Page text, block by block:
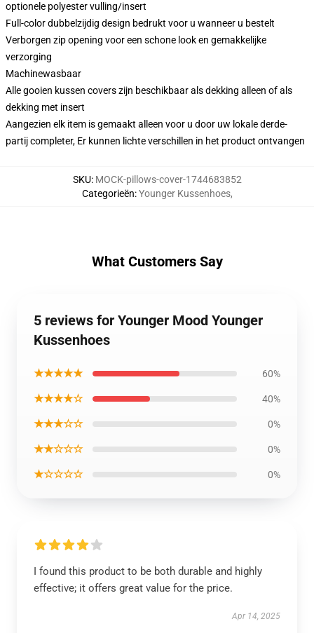
optionele polyester vulling/insert
Full-color dubbelzijdig design bedrukt voor u wanneer u bestelt
Verborgen zip opening voor een schone look en gemakkelijke
verzorging
Machinewasbaar
Alle gooien kussen covers zijn beschikbaar als dekking alleen of als
dekking met insert
Aangezien elk item is gemaakt alleen voor u door uw lokale derde-
partij completer, Er kunnen lichte verschillen in het product ontvangen
SKU: MOCK-pillows-cover-1744683852
Categorieën:Younger Kussenhoes,
What Customers Say
5 reviews for Younger Mood Younger
Kussenhoes
★★★★★ 60%
★★★★☆ 40%
★★★☆☆ 0%
★★☆☆☆ 0%
★☆☆☆☆ 0%
I found this product to be both durable and highly
effective; it offers great value for the price.
Apr 14, 2025